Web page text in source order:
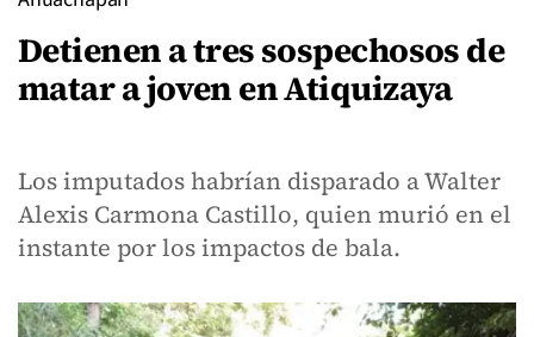
Detienen a tres sospechosos de
matar a joven en Atiquizaya
Los imputados habrían disparado a Walter
Alexis Carmona Castillo, quien murió en el
instante por los impactos de bala.